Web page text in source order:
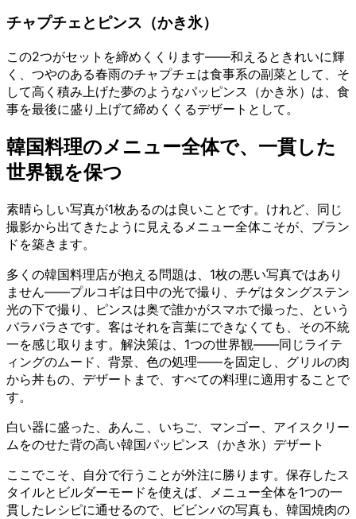
チャプチェとピンス（かき氷）
この2つがセットを締めくくります——和えるときれいに輝
く、つやのある春雨のチャプチェは食事系の副菜として、そ
して高く積み上げた夢のようなパッピンス（かき氷）は、食
事を最後に盛り上げて締めくくるデザートとして。
韓国料理のメニュー全体で、一貫した
世界観を保つ
素晴らしい写真が1枚あるのは良いことです。けれど、同じ
撮影から出てきたように見えるメニュー全体こそが、ブラン
ドを築きます。
多くの韓国料理店が抱える問題は、1枚の悪い写真ではあり
ません——プルコギは日中の光で撮り、チゲはタングステン
光の下で撮り、ピンスは奥で誰かがスマホで撮った、という
バラバラさです。客はそれを言葉にできなくても、その不統
一を感じ取ります。解決策は、1つの世界観——同じライテ
ィングのムード、背景、色の処理——を固定し、グリルの肉
から丼もの、デザートまで、すべての料理に適用することで
す。
白い器に盛った、あんこ、いちご、マンゴー、アイスクリー
ムをのせた背の高い韓国パッピンス（かき氷）デザート
ここでこそ、自分で行うことが外注に勝ります。保存したス
タイルとビルダーモードを使えば、メニュー全体を1つの一
貫したレシピに通せるので、ビビンバの写真も、韓国焼肉の